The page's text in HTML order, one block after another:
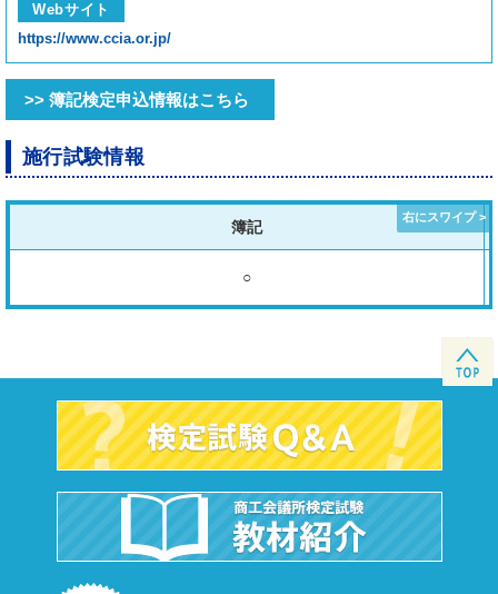
Webサイト
https://www.ccia.or.jp/
>> 簿記検定申込情報はこちら
施行試験情報
簿記
○